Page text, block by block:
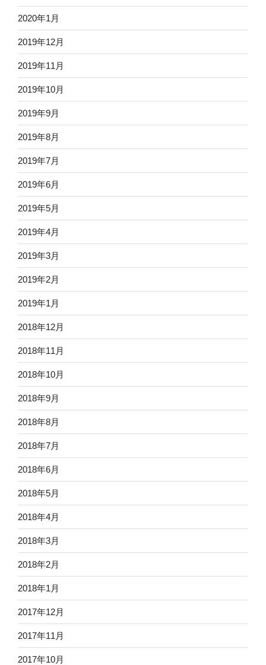
2020年1月
2019年12月
2019年11月
2019年10月
2019年9月
2019年8月
2019年7月
2019年6月
2019年5月
2019年4月
2019年3月
2019年2月
2019年1月
2018年12月
2018年11月
2018年10月
2018年9月
2018年8月
2018年7月
2018年6月
2018年5月
2018年4月
2018年3月
2018年2月
2018年1月
2017年12月
2017年11月
2017年10月